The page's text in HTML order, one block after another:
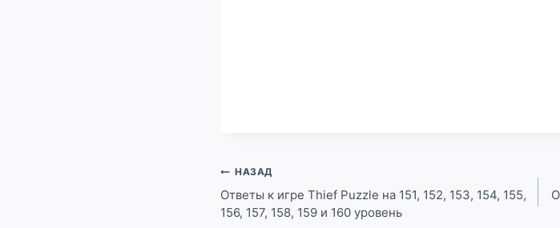
Навигация
по
записям
НАЗАД
Ответы к игре Thief Puzzle на 151, 152, 153, 154, 155,
156, 157, 158, 159 и 160 уровень